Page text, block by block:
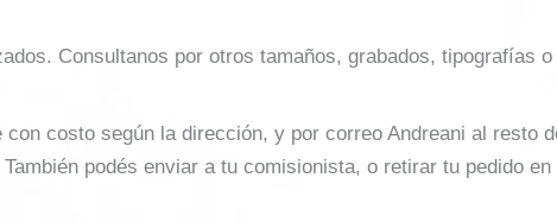
Consultanos por otros tamaños, grabados, tipografías
costo según la dirección, y por correo Andreani al resto
podés enviar a tu comisionista, o retirar tu pedido